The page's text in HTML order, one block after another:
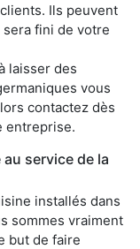
Ils peuvent
sera fini de votre
laisser des
vous
contactez dès
entreprise.
service de la
installés dans
sommes vraiment
but de faire